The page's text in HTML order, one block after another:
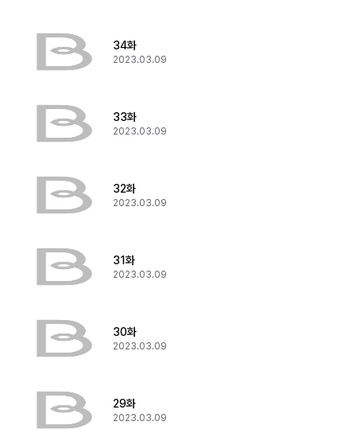
34화
2023.03.09
33화
2023.03.09
32화
2023.03.09
31화
2023.03.09
30화
2023.03.09
29화
2023.03.09